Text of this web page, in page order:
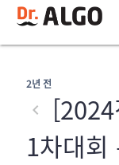
2년 전
1차대회